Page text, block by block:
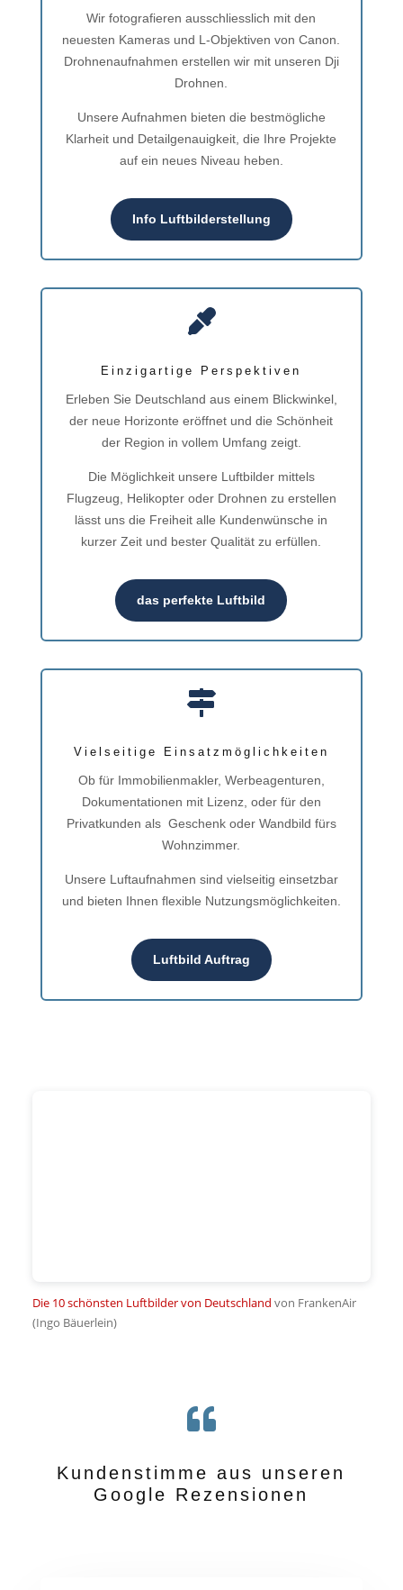
Wir fotografieren ausschliesslich mit den
neuesten Kameras und L-Objektiven von Canon.
Drohnenaufnahmen erstellen wir mit unseren Dji
Drohnen.
Unsere Aufnahmen bieten die bestmögliche
Klarheit und Detailgenauigkeit, die Ihre Projekte
auf ein neues Niveau heben.
Info Luftbilderstellung

Einzigartige Perspektiven
Erleben Sie Deutschland aus einem Blickwinkel,
der neue Horizonte eröffnet und die Schönheit
der Region in vollem Umfang zeigt.
Die Möglichkeit unsere Luftbilder mittels
Flugzeug, Helikopter oder Drohnen zu erstellen
lässt uns die Freiheit alle Kundenwünsche in
kurzer Zeit und bester Qualität zu erfüllen.
das perfekte Luftbild

Vielseitige Einsatzmöglichkeiten
Ob für Immobilienmakler, Werbeagenturen,
Dokumentationen mit Lizenz, oder für den
Privatkunden als Geschenk oder Wandbild fürs
Wohnzimmer.
Unsere Luftaufnahmen sind vielseitig einsetzbar
und bieten Ihnen flexible Nutzungsmöglichkeiten.
Luftbild Auftrag
Die 10 schönsten Luftbilder von Deutschland von FrankenAir
(Ingo Bäuerlein)

Kundenstimme aus unseren
Google Rezensionen